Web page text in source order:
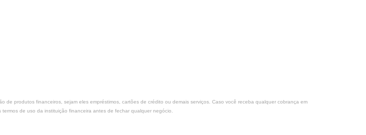
de produtos financeiros, sejam eles empréstimos, cartões de crédito ou demais serviços. Caso você receba qualquer cobrança em
de uso da instituição financeira antes de fechar qualquer negócio.